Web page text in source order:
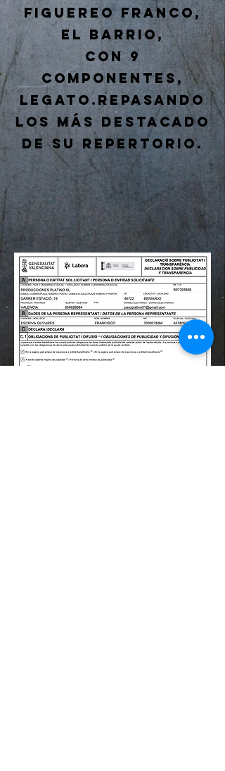
Figuereo Franco,
El Barrio,
Con 9
componentes,
LegaT o.repasando
los más destacado
de su repertorio.